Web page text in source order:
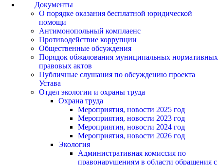
Документы
О порядке оказания бесплатной юридической
помощи
Антимонопольный комплаенс
Противодействие коррупции
Общественные обсуждения
Порядок обжалования муниципальных нормативных
правовых актов
Публичные слушания по обсуждению проекта
Устава
Отдел экологии и охраны труда
Охрана труда
Мероприятия, новости 2025 год
Мероприятия, новости 2023 год
Мероприятия, новости 2024 год
Мероприятия, новости 2026 год
Экология
Административная комиссия по
правонарушениям в области обращения с